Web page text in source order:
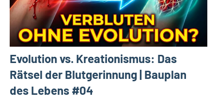
Evolution vs. Kreationismus: Das
Rätsel der Blutgerinnung | Bauplan
des Lebens #04